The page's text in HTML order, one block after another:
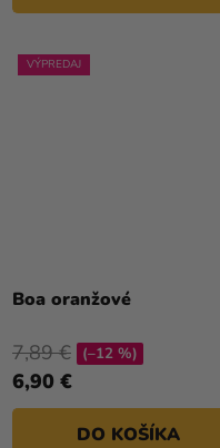
VÝPREDAJ
Boa oranžové
6,90 €
7,89 € (–12 %)
DO KOŠÍKA